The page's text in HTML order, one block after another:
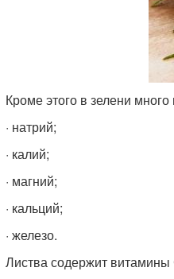
Кроме этого в зелени
· натрий;
· калий;
· магний;
· кальций;
· железо.
Листва содержит